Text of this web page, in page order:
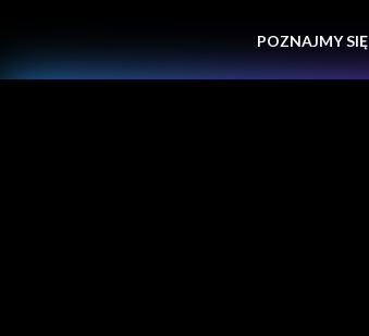
POZNAJMY SIĘ